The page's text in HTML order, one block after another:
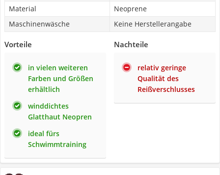
Material
Neoprene
Maschinenwäsche
Keine Herstellerangabe
Vorteile
in vielen weiteren
Farben und Größen
erhältlich
winddichtes
Glatthaut Neopren
ideal fürs
Schwimmtraining
Nachteile
relativ geringe
Qualität des
Reißverschlusses